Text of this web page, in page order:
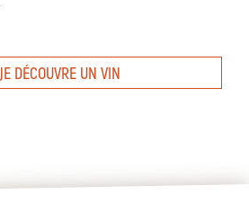
JE DÉCOUVRE UN VIN